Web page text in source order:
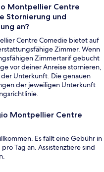
Montpellier Centre
Stornierung und
an?
Centre Comedie bietet auf
Zimmer. Wenn
Zimmertarif gebucht
vor deiner Anreise stornieren,
Unterkunft. Die genauen
der jeweiligen Unterkunft
Montpellier Centre
Es fällt eine Gebühr in
Tag an. Assistenztiere sind